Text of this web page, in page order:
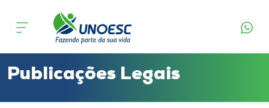
Cursos
Publicações Legais